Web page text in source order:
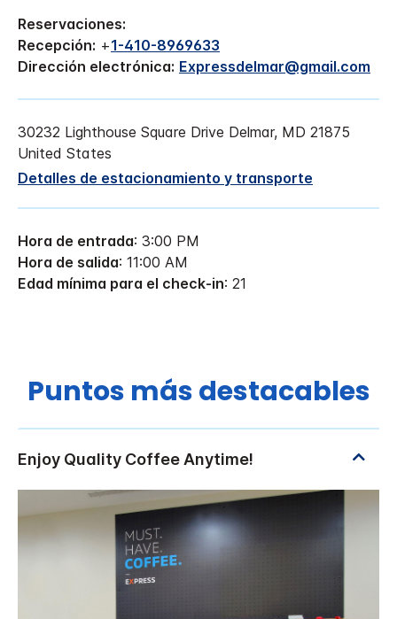
Reservaciones:
Recepción: +1-410-8969633
Dirección electrónica: Expressdelmar@gmail.com
30232 Lighthouse Square Drive Delmar, MD 21875
United States
Detalles de estacionamiento y transporte
Hora de entrada: 3:00 PM
Hora de salida: 11:00 AM
Edad mínima para el check-in: 21
Puntos más destacables